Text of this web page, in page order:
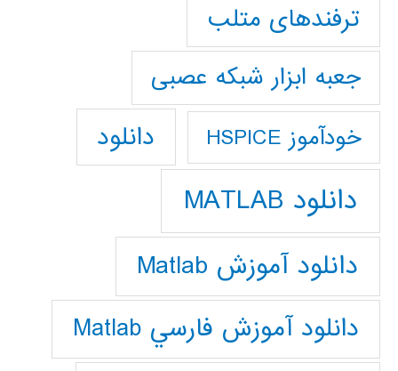
ترفندهای متلب
جعبه ابزار شبکه عصبی
خودآموز HSPICE دانلود
دانلود MATLAB
دانلود آموزش Matlab
دانلود آموزش فارسي Matlab